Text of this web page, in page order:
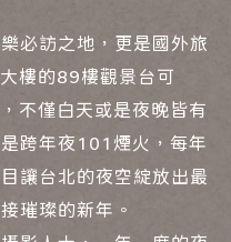
必訪之地，更是國外旅
樓的89樓觀景台可
不僅白天或是夜晚皆有
跨年夜101煙火，每年
讓台北的夜空綻放出最
璀璨的新年。